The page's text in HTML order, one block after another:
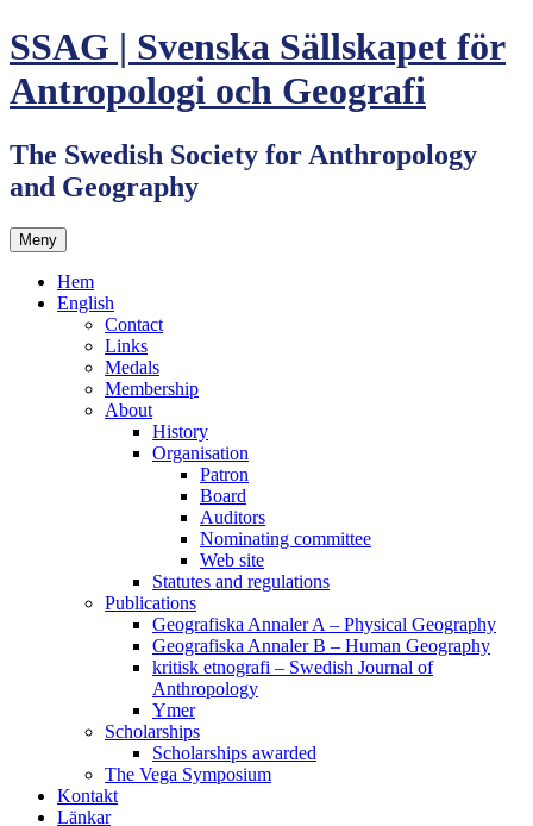
Hoppa
till
innehåll
SSAG | Svenska Sällskapet för
Antropologi och Geografi
The Swedish Society for Anthropology
and Geography
Meny
Hem
English
Contact
Links
Medals
Membership
About
History
Organisation
Patron
Board
Auditors
Nominating committee
Web site
Statutes and regulations
Publications
Geografiska Annaler A – Physical Geography
Geografiska Annaler B – Human Geography
kritisk etnografi – Swedish Journal of
Anthropology
Ymer
Scholarships
Scholarships awarded
The Vega Symposium
Kontakt
Länkar